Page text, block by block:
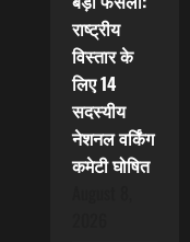
राष्ट्रीय
विस्तार के
लिए 14
सदस्यीय
नेशनल वर्किंग
कमेटी घोषित